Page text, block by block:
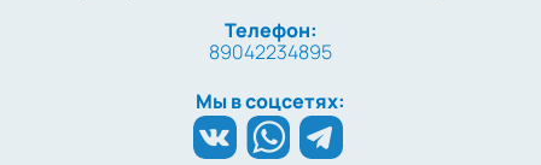
Телефон:
89042234895
Мы в соцсетях: